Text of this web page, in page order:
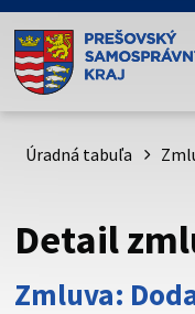
Doména psk.sk je
Toto je oficiálna
psk.sk.
Buďte pozorní a vždy
cez zabezpečenú
vždy začína https://
Úradná tabuľa
Detail
Zmluva: